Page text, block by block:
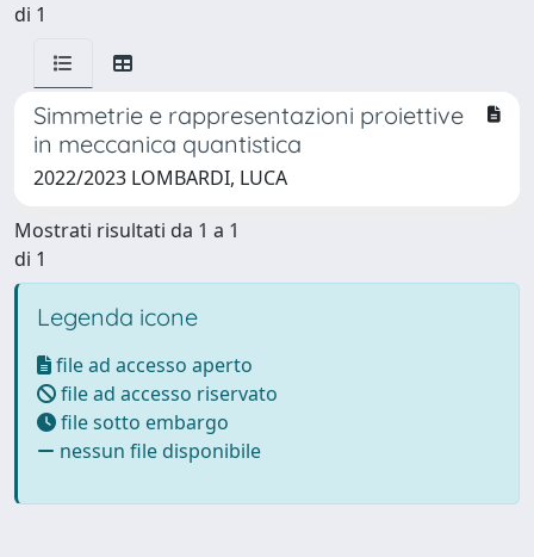
di 1
Simmetrie e rappresentazioni proiettive
in meccanica quantistica
2022/2023 LOMBARDI, LUCA
Mostrati risultati da 1 a 1
di 1
Legenda icone
file ad accesso aperto
file ad accesso riservato
file sotto embargo
nessun file disponibile